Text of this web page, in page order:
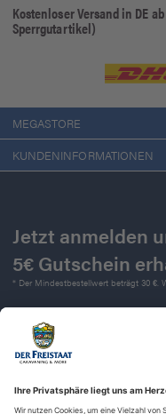
Kostenloser Versand in DE
Sperrgutartikel)
MEGASTORE
KUNDENINFORMATIONEN
Jetzt anmelden
5€ Gutschein
* Der Mindestbestellwert beträgt 30 €.